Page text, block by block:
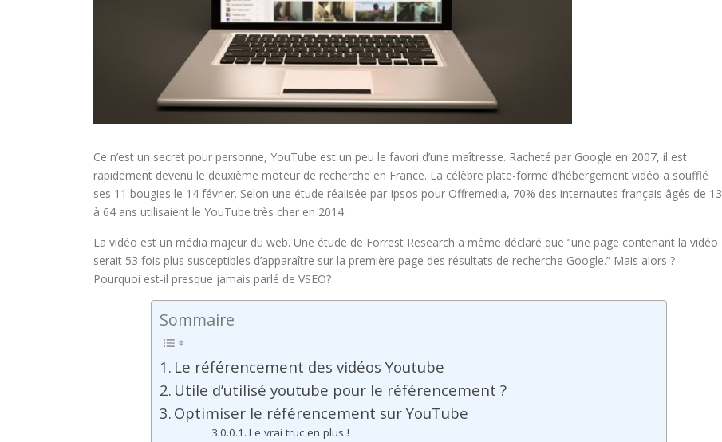
Ce n’est un secret pour personne, YouTube est un peu le favori d’une maîtresse. Racheté par Google en 2007, il est
rapidement devenu le deuxième moteur de recherche en France. La célèbre plate-forme d’hébergement vidéo a soufflé
ses 11 bougies le 14 février. Selon une étude réalisée par Ipsos pour Offremedia, 70% des internautes français âgés de 13
à 64 ans utilisaient le YouTube très cher en 2014.
La vidéo est un média majeur du web. Une étude de Forrest Research a même déclaré que “une page contenant la vidéo
serait 53 fois plus susceptibles d’apparaître sur la première page des résultats de recherche Google.” Mais alors ?
Pourquoi est-il presque jamais parlé de VSEO?
Sommaire
Le référencement des vidéos Youtube
Utile d’utilisé youtube pour le référencement ?
Optimiser le référencement sur YouTube
Le vrai truc en plus !